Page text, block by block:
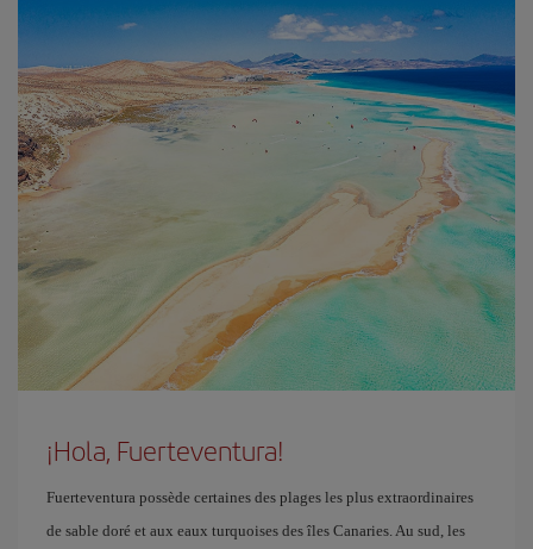
¡Hola, Fuerteventura!
Fuerteventura possède certaines des plages les plus extraordinaires
de sable doré et aux eaux turquoises des îles Canaries. Au sud, les